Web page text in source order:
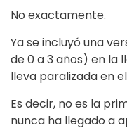
No exactamente.
Ya se incluyó una
de 0 a 3 años) en la
lleva paralizada en
Es decir, no es la
nunca ha llegado a